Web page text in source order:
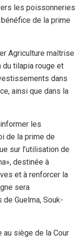
les poissonneries
de la prime
Agriculture maîtrise
du tilapia rouge et
dans
ainsi que dans la
les
de la prime de
sur l’utilisation de
destinée à
et à renforcer la
sera
Guelma, Souk-
au siège de la Cour